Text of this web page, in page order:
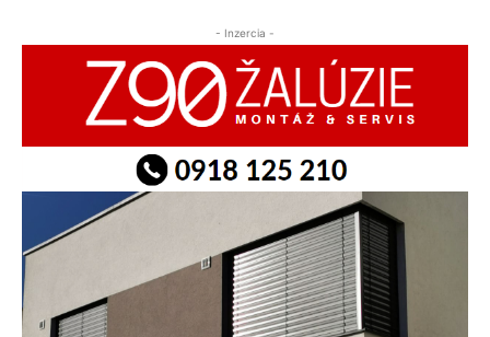
- Inzercia -